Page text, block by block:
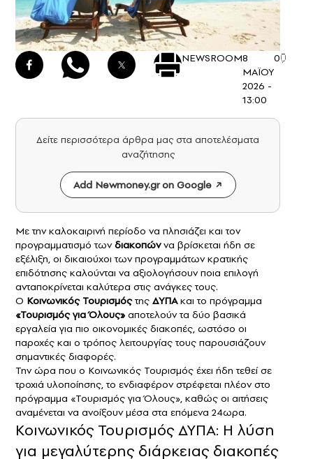
NEWSROOM8
ΜΑΪΟΥ
2026 -
13:00
0
Δείτε περισσότερα άρθρα μας στα αποτελέσματα
αναζήτησης
Add Newmoney.gr on Google
Με την καλοκαιρινή περίοδο να πλησιάζει και τον
προγραμματισμό τωνδιακοπώννα βρίσκεται ήδη σε
εξέλιξη, οι δικαιούχοι των προγραμμάτων κρατικής
επιδότησης καλούνται να αξιολογήσουν ποια επιλογή
ανταποκρίνεται καλύτερα στις ανάγκες τους.
Ο Κοινωνικός Τουρισμόςτης ΔΥΠΑκαι το πρόγραμμα
«Τουρισμός για Όλους» αποτελούν τα δύο βασικά
εργαλεία για πιο οικονομικές διακοπές, ωστόσο οι
παροχές και ο τρόπος λειτουργίας τους παρουσιάζουν
σημαντικές διαφορές.
Την ώρα που ο Κοινωνικός Τουρισμός έχει ήδη τεθεί σε
τροχιά υλοποίησης, το ενδιαφέρον στρέφεται πλέον στο
πρόγραμμα «Τουρισμός για Όλους», καθώς οι αιτήσεις
αναμένεται να ανοίξουν μέσα στα επόμενα 24ωρα.
Κοινωνικός Τουρισμός ΔΥΠΑ: Η λύση
για μεγαλύτερης διάρκειας διακοπές